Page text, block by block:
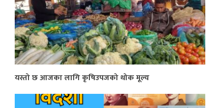
यस्तो छ आजका लागि कृषिउपजको थोक मूल्य